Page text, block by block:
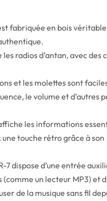
fabriquée en bois
radios d’antan, avec des
et les molettes sont
le volume et d’autres
les informations
touche rétro grâce à son
7 dispose d’une entrée
un lecteur MP3) et
de la musique sans fil